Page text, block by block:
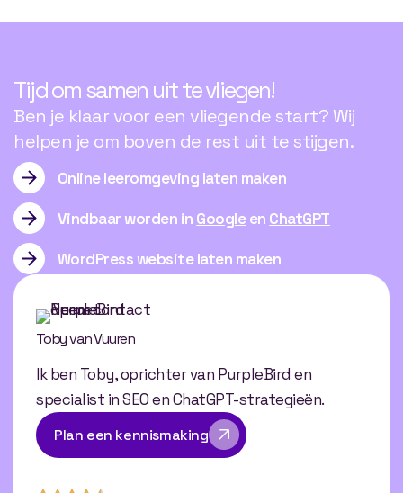
Tijd om samen uit te vliegen!
Ben je klaar voor een vliegende start? Wij
helpen je om boven de rest uit te stijgen.
Online leeromgeving laten maken
Vindbaar worden in Googleen ChatGPT
WordPress website laten maken
Toby van Vuuren
Ik ben Toby, oprichter van PurpleBird en
specialist in SEO en ChatGPT-strategieën.
Plan een kennismaking